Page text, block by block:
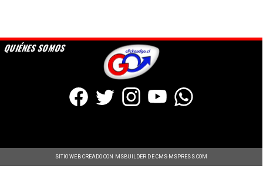
SITIO WEB CREADO CON MSBUILDER DE CMS-MSPRESS.COM
QUIÉNES SOMOS